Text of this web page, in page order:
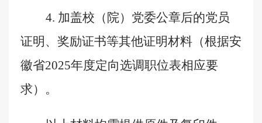
4. 加盖校（院）党委公章后的党员
证明、奖励证书等其他证明材料（根据安
徽省2025年度定向选调职位表相应要
求）。